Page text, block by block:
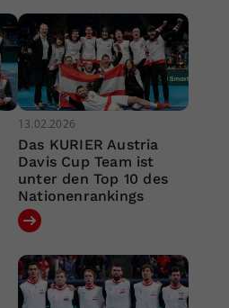
13.02.2026
Das KURIER Austria
Davis Cup Team ist
unter den Top 10 des
Nationenrankings